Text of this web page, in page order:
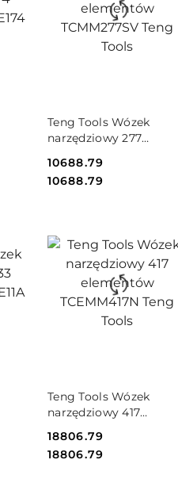
Teng Tools Wózek
narzędziowy 277
Teng Tools
Cena:
10688.79
Cena:
10688.79
DO KOSZYKA
Teng Tools Wózek
narzędziowy 417
Teng Tools
Cena:
18806.79
Cena:
18806.79
DO KOSZYKA